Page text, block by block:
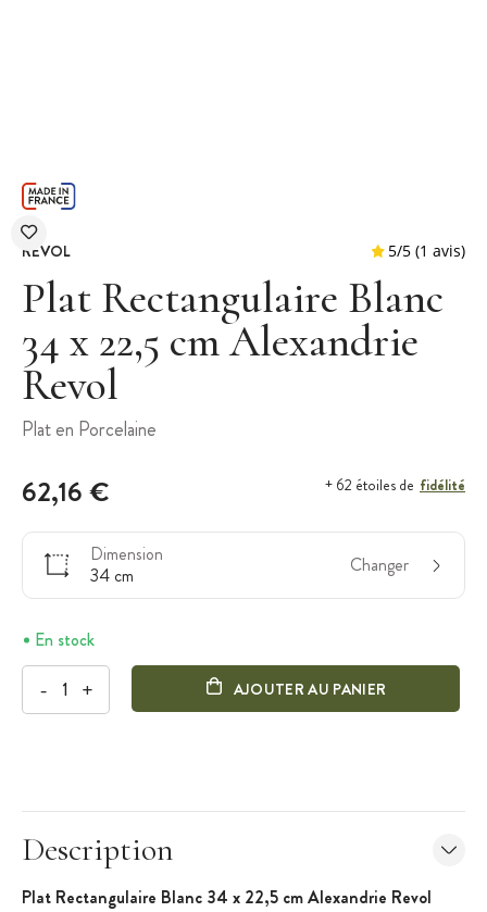
REVOL
Plat Rectangulaire Blanc
34 x 22,5 cm Alexandrie
Revol
Plat en Porcelaine
62,16 € + 62 étoiles de fidélité
Dimension
34 cm
Changer
En stock
- + AJOUTER AU PANIER
Description
Plat Rectangulaire Blanc 34 x 22,5 cm Alexandrie Revol